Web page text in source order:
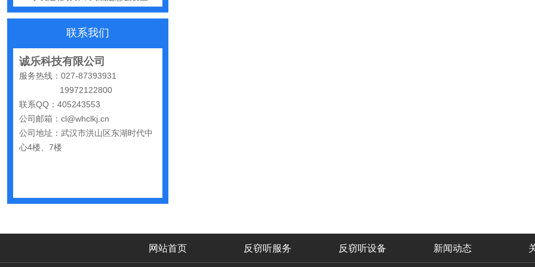
怀疑自己被窃听该怎么办？
反窃听中有哪些常见的误区
出门在外，你还敢随手连WiFi吗
网购“反窃听神器”为何总翻车？
反窃听检测的用处
办公室哪些东西暗藏窃密风险
哪些公司最容易被盯上？该如何反窃听
联系我们
诚乐科技有限公司
服务热线：027-87393931
19972122800
联系QQ：405243553
公司邮箱：cl@whclkj.cn
公司地址：武汉市洪山区东湖时代中
心4楼、7楼
网站首页 反窃听服务 反窃听设备 新闻动态